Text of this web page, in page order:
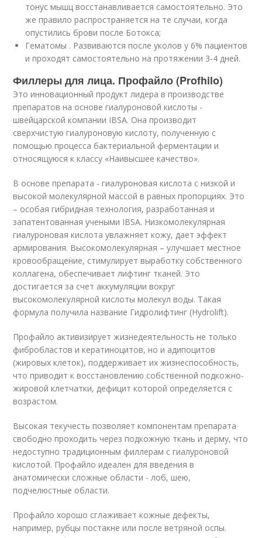
тонус мышц восстанавливается самостоятельно. Это
же правило распространяется на те случаи, когда
опустились брови после Ботокса;
Гематомы . Развиваются после уколов у 6% пациентов
и проходят самостоятельно на протяжении 3-4 дней.
Филлеры для лица. Профайло (Profhilo)
Это инновационный продукт лидера в производстве
препаратов на основе гиалуроновой кислоты -
швейцарской компании IBSA. Она производит
сверхчистую гиалуроновую кислоту, полученную с
помощью процесса бактериальной ферментации и
относящуюся к классу «Наивысшее качество».
В основе препарата - гиалуроновая кислота с низкой и
высокой молекулярной массой в равных пропорциях. Это
– особая гибридная технология, разработанная и
запатентованная учеными IBSA. Низкомолекулярная
гиалуроновая кислота увлажняет кожу, дает эффект
армирования. Высокомолекулярная – улучшает местное
кровообращение, стимулирует выработку собственного
коллагена, обеспечивает лифтинг тканей. Это
достигается за счет аккумуляции вокруг
высокомолекулярной кислоты молекул воды. Такая
формула получила название Гидролифтинг (Hydrolift).
Профайло активизирует жизнедеятельность не только
фибробластов и кератиноцитов, но и адипоцитов
(жировых клеток), поддерживает их жизнеспособность,
что приводит к восстановлению собственной подкожно-
жировой клетчатки, дефицит которой определяется с
возрастом.
Высокая текучесть позволяет компонентам препарата
свободно проходить через подкожную ткань и дерму, что
недоступно традиционным филлерам с гиалуроновой
кислотой. Профайло идеален для введения в
анатомически сложные области - лоб, шею,
подчелюстные области.
Профайло хорошо сглаживает кожные дефекты,
например, рубцы постакне или после ветряной оспы.